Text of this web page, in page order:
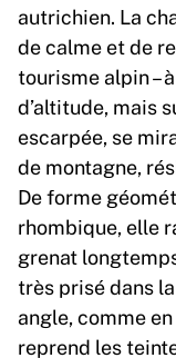
autrichien. La
de calme et de
tourisme alpin –
d’altitude, mais
escarpée, se
de montagne,
De forme
rhombique, elle
grenat
très prisé dans
angle, comme
reprend les